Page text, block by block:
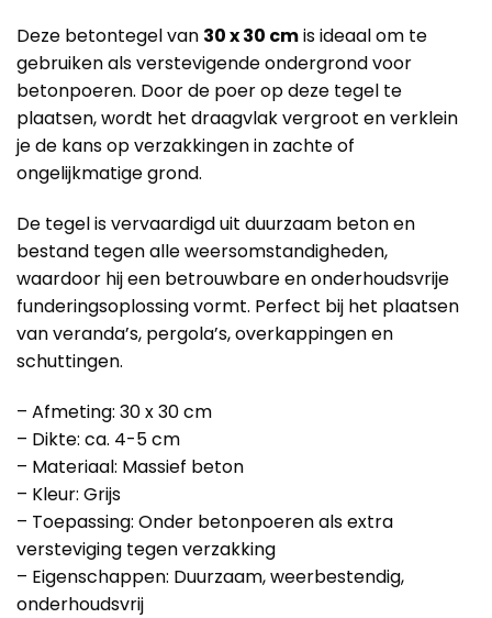
Deze betontegel van 30 x 30 cmis ideaal om te
gebruiken als verstevigende ondergrond voor
betonpoeren. Door de poer op deze tegel te
plaatsen, wordt het draagvlak vergroot en verklein
je de kans op verzakkingen in zachte of
ongelijkmatige grond.
De tegel is vervaardigd uit duurzaam beton en
bestand tegen alle weersomstandigheden,
waardoor hij een betrouwbare en onderhoudsvrije
funderingsoplossing vormt. Perfect bij het plaatsen
van veranda’s, pergola’s, overkappingen en
schuttingen.
– Afmeting: 30 x 30 cm
– Dikte: ca. 4-5 cm
– Materiaal: Massief beton
– Kleur: Grijs
– Toepassing: Onder betonpoeren als extra
versteviging tegen verzakking
– Eigenschappen: Duurzaam, weerbestendig,
onderhoudsvrij